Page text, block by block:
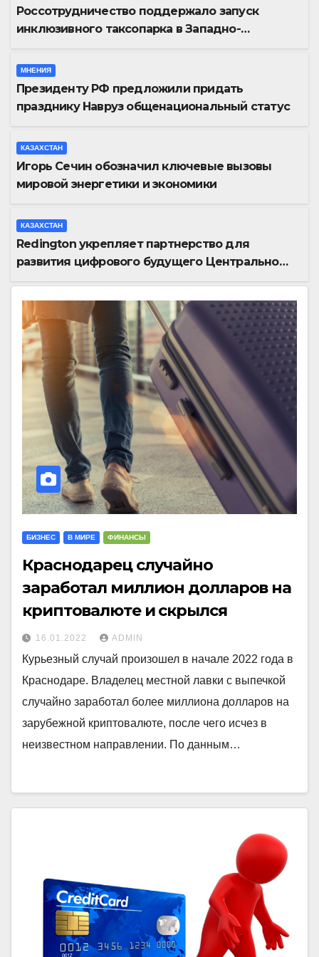
Россотрудничество поддержало запуск
инклюзивного таксопарка в Западно-
МНЕНИЯ
Президенту РФ предложили придать
празднику Навруз общенациональный статус
КАЗАХСТАН
Игорь Сечин обозначил ключевые вызовы
мировой энергетики и экономики
КАЗАХСТАН
Redington укрепляет партнерство для
развития цифрового будущего Центральной
БИЗНЕС В МИРЕ ФИНАНСЫ
Краснодарец случайно
заработал миллион долларов на
криптовалюте и скрылся
16.01.2022 ADMIN
Курьезный случай произошел в начале 2022 года в
Краснодаре. Владелец местной лавки с выпечкой
случайно заработал более миллиона долларов на
зарубежной криптовалюте, после чего исчез в
неизвестном направлении. По данным…